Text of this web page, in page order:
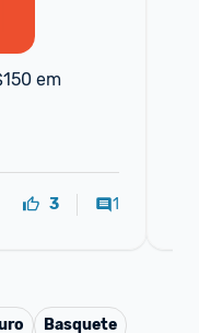
em
3 1
Basquete